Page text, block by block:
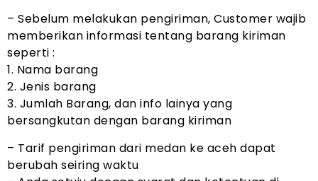
– Sebelum melakukan pengiriman, Customer wajib
memberikan informasi tentang barang kiriman
seperti :
1. Nama barang
2. Jenis barang
3. Jumlah Barang, dan info lainya yang
bersangkutan dengan barang kiriman
– Tarif pengiriman dari medan ke aceh dapat
berubah seiring waktu